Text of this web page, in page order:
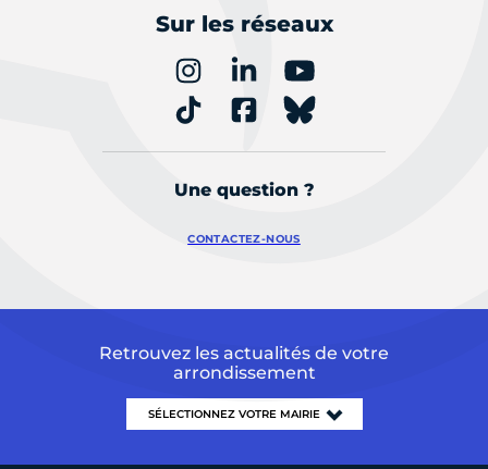
Sur les réseaux
Une question ?
CONTACTEZ-NOUS
Retrouvez les actualités de votre
arrondissement